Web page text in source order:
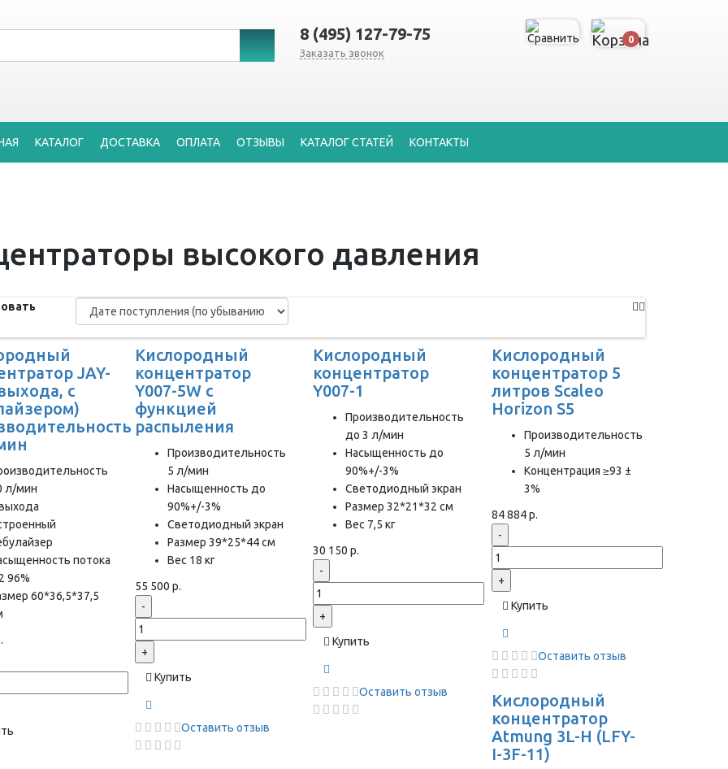
8 (495) 127-79-75
Заказать звонок
0
КАТАЛОГ ДОСТАВКА ОПЛАТА ОТЗЫВЫ КАТАЛОГ СТАТЕЙ КОНТАКТЫ
высокого давления
JAY-
с
л/мин
потока
96%
60*36,5*37,5
Кислородный
концентратор
Y007-5W с
функцией
распыления
Производительность
5 л/мин
Насыщенность до
90%+/-3%
Светодиодный экран
Размер 39*25*44 см
Вес 18 кг
55 500 р.
-
+
Купить
Оставить отзыв
Кислородный
концентратор
Y007-1
Производительность
до 3 л/мин
Насыщенность до
90%+/-3%
Светодиодный экран
Размер 32*21*32 см
Вес 7,5 кг
30 150 р.
-
+
Купить
Оставить отзыв
Кислородный
концентратор 5
литров Scaleo
Horizon S5
Производительность
5 л/мин
Концентрация ≥93 ±
3%
84 884 р.
-
+
Купить
Оставить отзыв
Кислородный
концентратор
Atmung 3L-H (LFY-
I-3F-11)